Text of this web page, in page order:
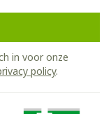
in voor onze
policy.